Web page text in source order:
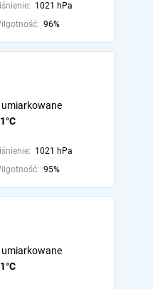
1021 hPa
96%
1021 hPa
95%